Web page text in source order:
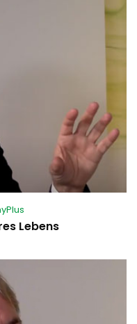
Lebens